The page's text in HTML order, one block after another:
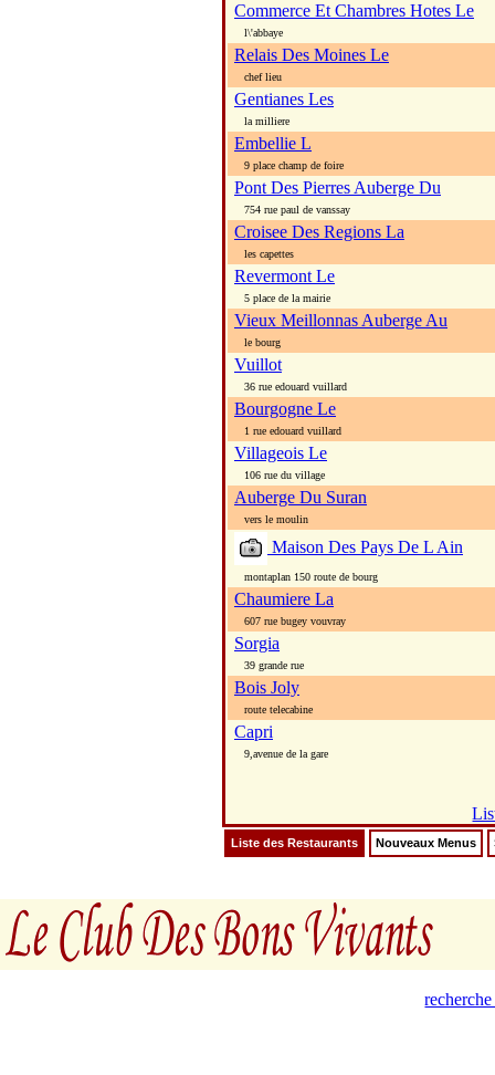
Commerce Et Chambres Hotes Le
l\'abbaye
Relais Des Moines Le
chef lieu
Gentianes Les
la milliere
Embellie L
9 place champ de foire
Pont Des Pierres Auberge Du
754 rue paul de vanssay
Croisee Des Regions La
les capettes
Revermont Le
5 place de la mairie
Vieux Meillonnas Auberge Au
le bourg
Vuillot
36 rue edouard vuillard
Bourgogne Le
1 rue edouard vuillard
Villageois Le
106 rue du village
Auberge Du Suran
vers le moulin
Maison Des Pays De L Ain
montaplan 150 route de bourg
Chaumiere La
607 rue bugey vouvray
Sorgia
39 grande rue
Bois Joly
route telecabine
Capri
9,avenue de la gare
Liste des Restaurants Nouveaux Menus